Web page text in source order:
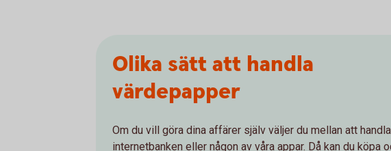
Olika sätt att handla
värdepapper
Om du vill göra dina affärer själv väljer du mellan att
internetbanken eller någon av våra appar. Då kan du köpa